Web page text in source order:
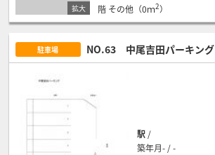
階 その他（0ｍ2）
駐車場 NO.63 中尾吉田パーキング
駅 /
築年月- / -